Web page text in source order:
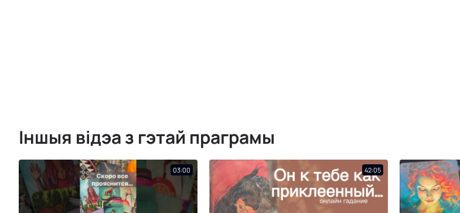
Іншыя відэа з гэтай праграмы
03:00 42:05